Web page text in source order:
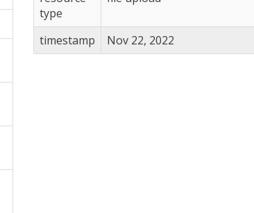
type
timestamp Nov 22, 2022